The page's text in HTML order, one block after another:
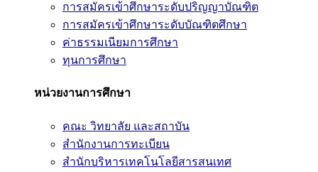
การสมัครเข้าศึกษาระดับปริญญาบัณฑิต
การสมัครเข้าศึกษาระดับบัณฑิตศึกษา
ค่าธรรมเนียมการศึกษา
ทุนการศึกษา
หน่วยงานการศึกษา
คณะ วิทยาลัย และสถาบัน
สำนักงานการทะเบียน
สำนักบริหารเทคโนโลยีสารสนเทศ